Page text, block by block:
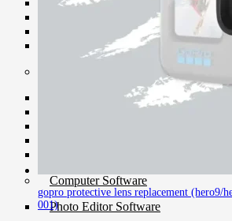
Ink
Computer Accessories
Color Management
Computer Software
Photo Editor Software
gopro protective lens replacement (hero9/
001)